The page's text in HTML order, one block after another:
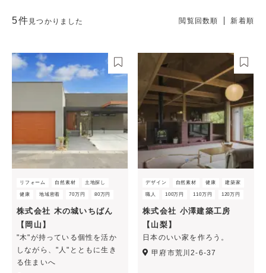
5件 見つかりました 閲覧回数順 新着順
リフォーム 自然素材 土地探し
健康 地域密着 70万円 80万円
株式会社 木の城いちばん
【岡山】
"木"が持っている個性を活か
しながら、"人"とともに生き
る住まいへ
デザイン 自然素材 健康 建築家
職人 100万円 110万円 120万円
株式会社 小澤建築工房
【山梨】
日本のいい家を作ろう。
甲府市荒川2-6-37